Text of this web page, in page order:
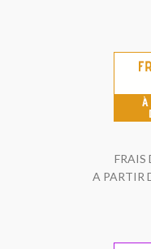
FRAIS
A PARTIR